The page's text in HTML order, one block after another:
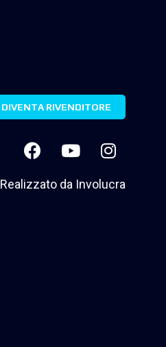
DIVENTA RIVENDITORE
Realizzato da Involucra